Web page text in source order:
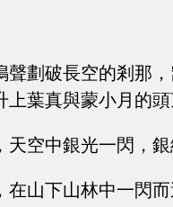
聲劃破長空的剎那
上葉真與蒙小月的
天空中銀光一閃，
在山下山林中一閃